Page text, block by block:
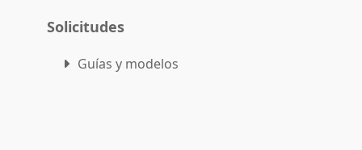
Solicitudes
Guías y modelos